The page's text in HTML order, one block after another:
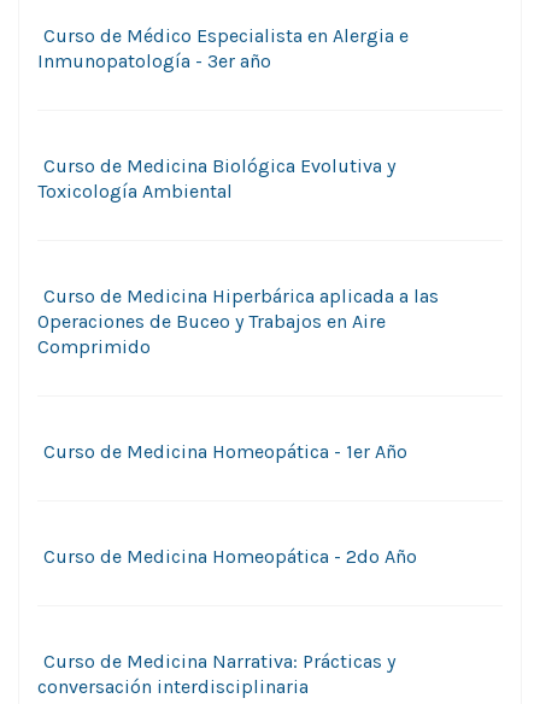
Curso de Médico Especialista en Alergia e
Inmunopatologí­a - 3er año
Curso de Medicina Biológica Evolutiva y
Toxicologí­a Ambiental
Curso de Medicina Hiperbárica aplicada a las
Operaciones de Buceo y Trabajos en Aire
Comprimido
Curso de Medicina Homeopática - 1er Año
Curso de Medicina Homeopática - 2do Año
Curso de Medicina Narrativa: Prácticas y
conversación interdisciplinaria